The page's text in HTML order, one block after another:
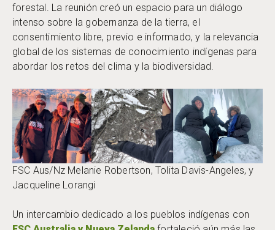
forestal. La reunión creó un espacio para un diálogo
intenso sobre la gobernanza de la tierra, el
consentimiento libre, previo e informado, y la relevancia
global de los sistemas de conocimiento indígenas para
abordar los retos del clima y la biodiversidad.
FSC Aus/Nz Melanie Robertson, Tolita Davis-Angeles, y
Jacqueline Lorangi
Un intercambio dedicado a los pueblos indígenas con